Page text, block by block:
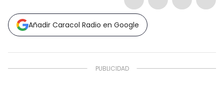
Añadir Caracol Radio en Google